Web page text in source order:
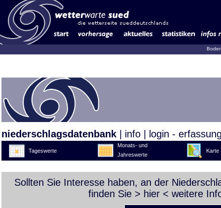
niederschlagsdatenbank info login -
Tageswerte
Monats- und
Jahreswerte
Karte
Sollten Sie Interesse haben, an der
finden Sie > hier < weitere